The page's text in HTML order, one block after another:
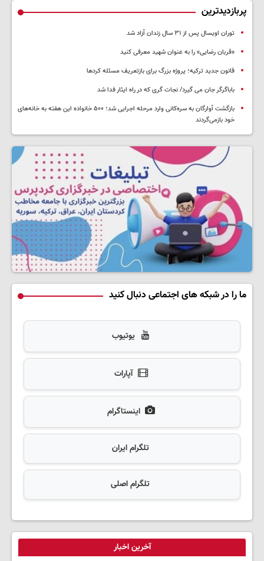
پربازدیدترین
توران اویسال پس از ۳۱ سال زندان آزاد شد
«قربان رضایی» را به عنوان شهید معرفی کنید
قانون جدید ترکیه؛ پروژه بزرگ‌ برای بازتعریف مسئله کردها
باباگرگر جان می گیرد/ نجات گری که در راه ایثار فدا شد
بازگشت آوارگان به سره‌کانی وارد مرحله اجرایی شد؛ ۵۰۰ خانواده این هفته به خانه‌های
خود بازمی‌گردند
ما را در شبکه های اجتماعی دنبال کنید
یوتیوب
آپارات
اینستاگرام
تلگرام ایران
تلگرام اصلی
آخرین اخبار